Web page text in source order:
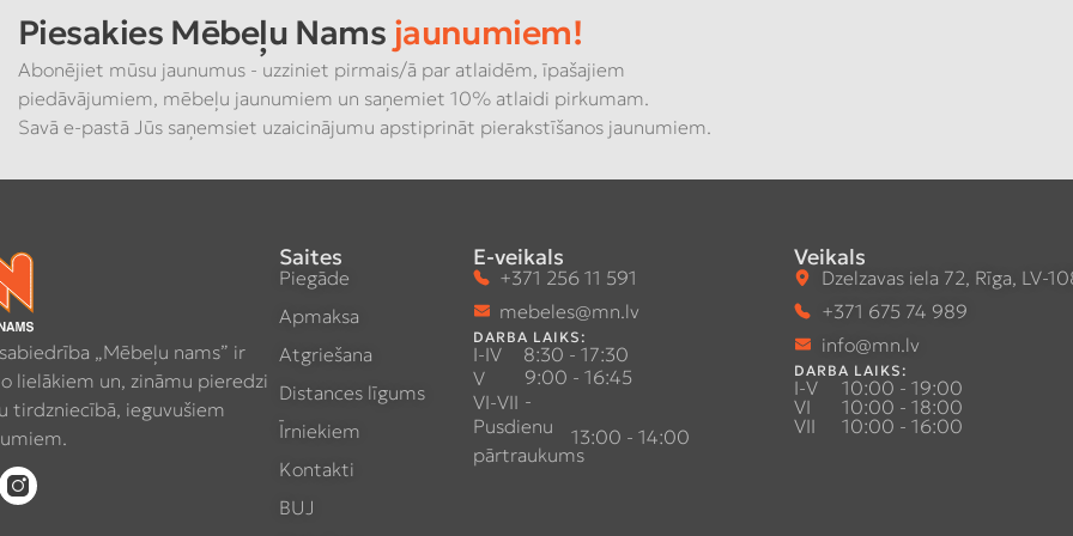
Piesakies Mēbeļu Nams jaunumiem!
Abonējiet mūsu jaunumus - uzziniet pirmais/ā par atlaidēm, īpašajiem
piedāvājumiem, mēbeļu jaunumiem un saņemiet 10% atlaidi pirkumam.
Savā e-pastā Jūs saņemsiet uzaicinājumu apstiprināt pierakstīšanos jaunumiem.
„Mēbeļu nams” ir
lielākiem un, zināmu pieredzi
tirdzniecībā, ieguvušiem
Saites
Piegāde
Apmaksa
Atgriešana
Distances līgums
Īrniekiem
Kontakti
BUJ
E-veikals
+371 256 11 591
mebeles@mn.lv
DARBA LAIKS:
I-IV
8:30 - 17:30
V
9:00 - 16:45
VI-VII -
Pusdienu
pārtraukums
13:00 - 14:00
Veikals
Dzelzavas iela 72, Rīga, LV-
+371 675 74 989
info@mn.lv
DARBA LAIKS:
I-V
10:00 - 19:00
VI
10:00 - 18:00
VII
10:00 - 16:00